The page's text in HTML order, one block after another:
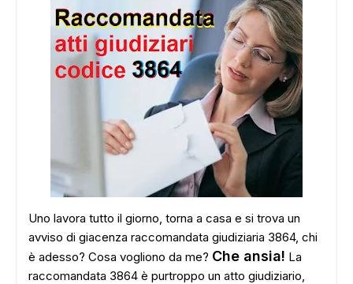
Uno lavora tutto il giorno, torna a casa e si trova un
avviso di giacenza raccomandata giudiziaria 3864, chi
è adesso? Cosa vogliono da me? Che ansia! La
raccomandata 3864 è purtroppo un atto giudiziario,